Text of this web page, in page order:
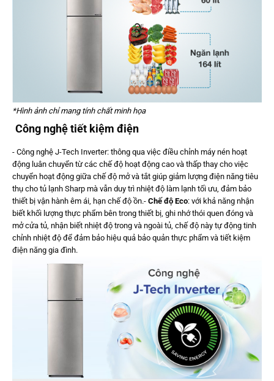
*Hình ảnh chỉ mang tính chất minh họa
Công nghệ tiết kiệm điện
- Công nghệ J-Tech Inverter: thông qua việc điều chỉnh máy nén hoạt
động luân chuyển từ các chế độ hoạt động cao và thấp thay cho việc
chuyển hoạt động giữa chế độ mở và tắt giúp giảm lượng điện năng tiêu
thụ cho tủ lạnh Sharp mà vẫn duy trì nhiệt độ làm lạnh tối ưu, đảm bảo
thiết bị vận hành êm ái, hạn chế độ ồn.- Chế độ Eco: với khả năng nhận
biết khối lượng thực phẩm bên trong thiết bị, ghi nhớ thói quen đóng và
mở cửa tủ, nhận biết nhiệt độ trong và ngoài tủ, chế độ này tự động tinh
chỉnh nhiệt độ để đảm bảo hiệu quả bảo quản thực phẩm và tiết kiệm
điện năng gia đình.